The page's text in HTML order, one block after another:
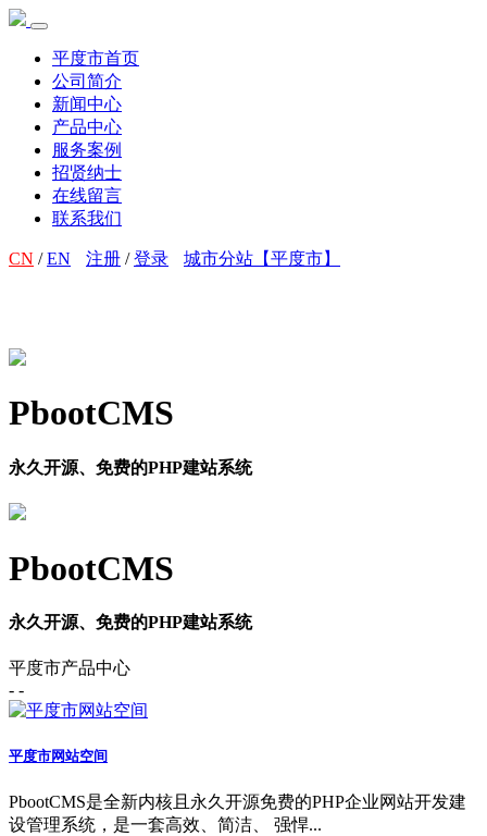
平度市首页
公司简介
新闻中心
产品中心
服务案例
招贤纳士
在线留言
联系我们
CN /EN 注册 /登录 城市分站【平度市】
PbootCMS
永久开源、免费的PHP建站系统
PbootCMS
永久开源、免费的PHP建站系统
平度市产品中心
- -
平度市网站空间
PbootCMS是全新内核且永久开源免费的PHP企业网站开发建
设管理系统，是一套高效、简洁、 强悍...